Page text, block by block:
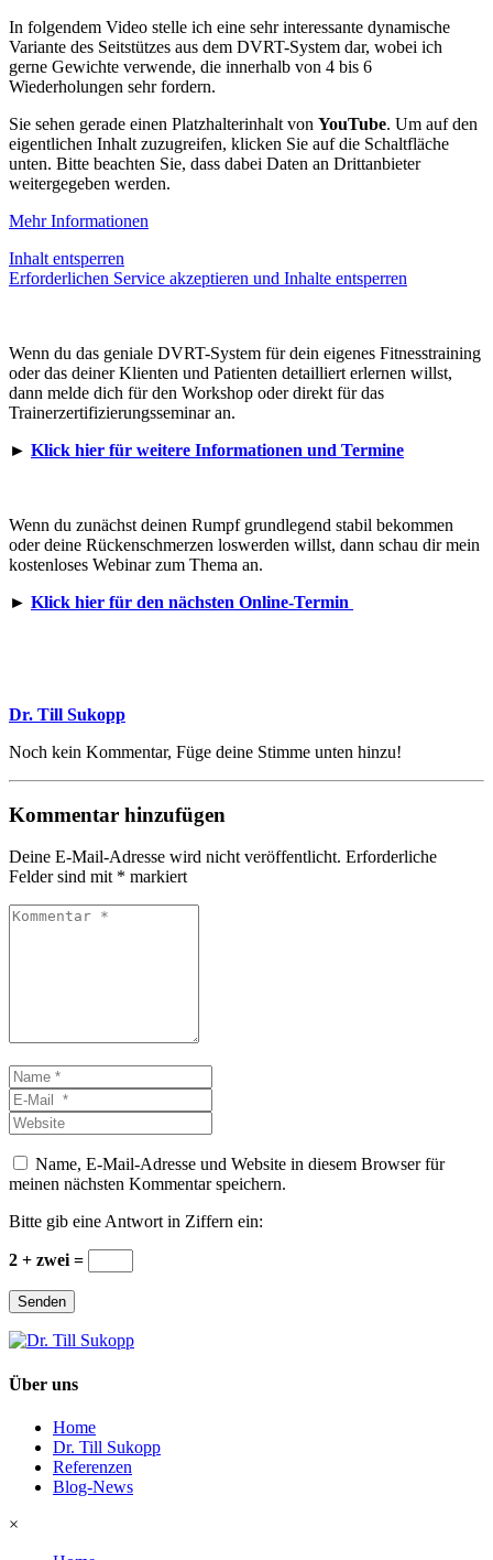
In folgendem Video stelle ich eine sehr interessante dynamische
Variante des Seitstützes aus dem DVRT-System dar, wobei ich
gerne Gewichte verwende, die innerhalb von 4 bis 6
Wiederholungen sehr fordern.
Sie sehen gerade einen Platzhalterinhalt von YouTube. Um auf den
eigentlichen Inhalt zuzugreifen, klicken Sie auf die Schaltfläche
unten. Bitte beachten Sie, dass dabei Daten an Drittanbieter
weitergegeben werden.
Mehr Informationen
Inhalt entsperren
Erforderlichen Service akzeptieren und Inhalte entsperren
Wenn du das geniale DVRT-System für dein eigenes Fitnesstraining
oder das deiner Klienten und Patienten detailliert erlernen willst,
dann melde dich für den Workshop oder direkt für das
Trainerzertifizierungsseminar an.
► Klick hier für weitere Informationen und Termine
Wenn du zunächst deinen Rumpf grundlegend stabil bekommen
oder deine Rückenschmerzen loswerden willst, dann schau dir mein
kostenloses Webinar zum Thema an.
► Klick hier für den nächsten Online-Termin
Dr. Till Sukopp
Noch kein Kommentar, Füge deine Stimme unten hinzu!
Kommentar hinzufügen
Deine E-Mail-Adresse wird nicht veröffentlicht. Erforderliche
Felder sind mit * markiert
Kommentar
Name
*E-
Mail
*
Website
Name, E-Mail-Adresse und Website in diesem Browser für
meinen nächsten Kommentar speichern.
Bitte gib eine Antwort in Ziffern ein:
2 + zwei =
Senden
Über uns
Home
Dr. Till Sukopp
Referenzen
Blog-News
×